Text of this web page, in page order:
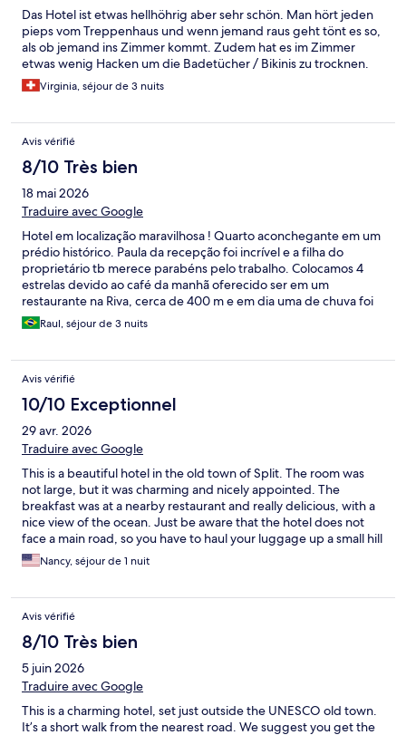
Das Hotel ist etwas hellhöhrig aber sehr schön. Man hört jeden
pieps vom Treppenhaus und wenn jemand raus geht tönt es so,
als ob jemand ins Zimmer kommt. Zudem hat es im Zimmer
etwas wenig Hacken um die Badetücher / Bikinis zu trocknen.
Virginia, séjour de 3 nuits
Avis vérifié
8/10 Très bien
18 mai 2026
Traduire avec Google
Hotel em localização maravilhosa ! Quarto aconchegante em um
prédio histórico. Paula da recepção foi incrível e a filha do
proprietário tb merece parabéns pelo trabalho. Colocamos 4
estrelas devido ao café da manhã oferecido ser em um
restaurante na Riva, cerca de 400 m e em dia uma de chuva foi
desagradável ir caminhando. Além disso tivemos que comprar
um segundo copo de café pois só 1 era incluso .
Raul, séjour de 3 nuits
Avis vérifié
10/10 Exceptionnel
29 avr. 2026
Traduire avec Google
This is a beautiful hotel in the old town of Split. The room was
not large, but it was charming and nicely appointed. The
breakfast was at a nearby restaurant and really delicious, with a
nice view of the ocean. Just be aware that the hotel does not
face a main road, so you have to haul your luggage up a small hill
to get to the entrance--or maybe pay your driver to do it for
you.
Nancy, séjour de 1 nuit
Avis vérifié
8/10 Très bien
5 juin 2026
Traduire avec Google
This is a charming hotel, set just outside the UNESCO old town.
It’s a short walk from the nearest road. We suggest you get the